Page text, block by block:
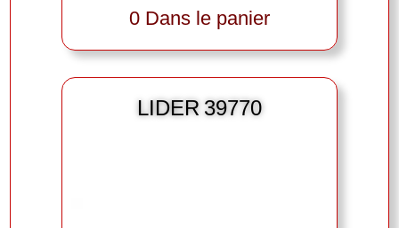
0 Dans le panier
LIDER 39770